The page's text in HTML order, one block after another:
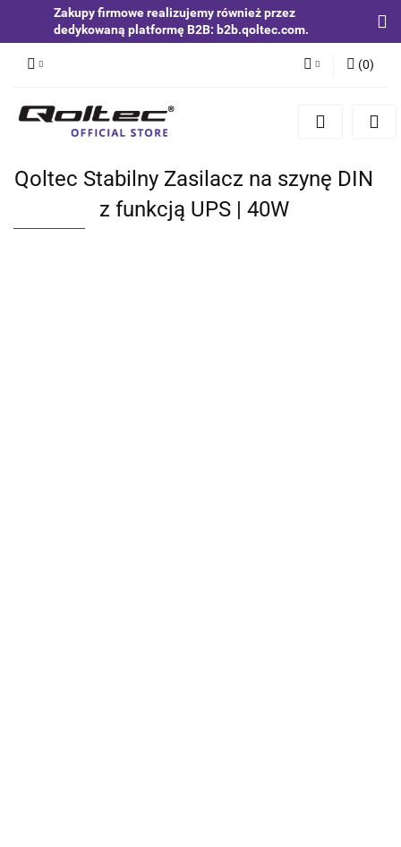
Zakupy firmowe realizujemy również przez
dedykowaną platformę B2B: b2b.qoltec.com.
Zaloguj się
Zgody cookies
(0)
Qoltec Stabilny Zasilacz na szynę DIN
z funkcją UPS | 40W